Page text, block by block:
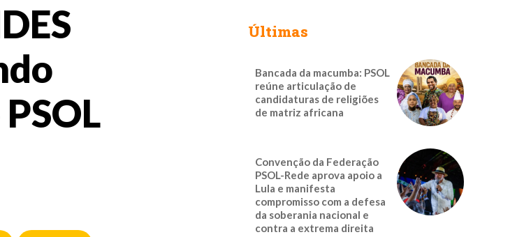
Últimas
Bancada da macumba: PSOL
reúne articulação de
candidaturas de religiões
de matriz africana
Convenção da Federação
PSOL-Rede aprova apoio a
Lula e manifesta
compromisso com a defesa
da soberania nacional e
contra a extrema direita